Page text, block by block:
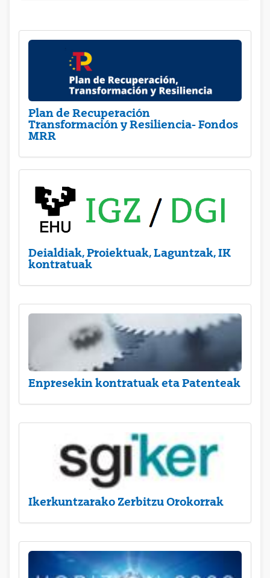
Plan de Recuperación
Transformación y Resiliencia- Fondos
MRR
Deialdiak, Proiektuak, Laguntzak, IK
kontratuak
Enpresekin kontratuak eta Patenteak
Ikerkuntzarako Zerbitzu Orokorrak